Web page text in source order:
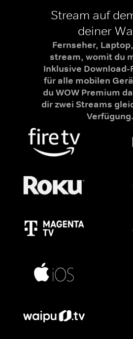
Stream auf
deiner
Fernseher,
stream, womit du
Inklusive Download-
für alle mobilen
du WOW Premium
dir zwei Streams
Verfügung.